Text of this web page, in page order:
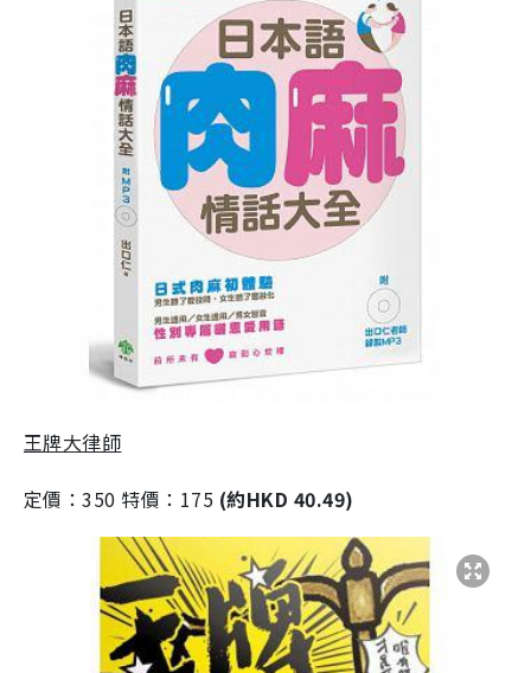
王牌大律師
定價：350 特價：175 (約HKD 40.49)